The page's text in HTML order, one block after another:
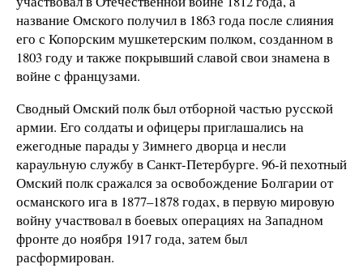
название Омского получил в 1863 года после слияния
его с Копорским мушкетерским полком, созданном в
1803 году и также покрывший славой свои знамена в
войне с французами.
Сводный Омский полк был отборной частью русской
армии. Его солдаты и офицеры приглашались на
ежегодные парады у Зимнего дворца и несли
караульную службу в Санкт-Петербурге. 96-й пехотный
Омский полк сражался за освобождение Болгарии от
османского ига в 1877–1878 годах, в первую мировую
войну участвовал в боевых операциях на Западном
фронте до ноября 1917 года, затем был
расформирован.